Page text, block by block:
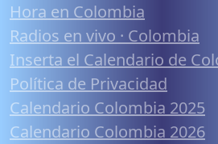
Hora en Colombia
Radios en vivo · Colombia
Inserta el Calendario de
Política de Privacidad
Calendario Colombia 2025
Calendario Colombia 2026